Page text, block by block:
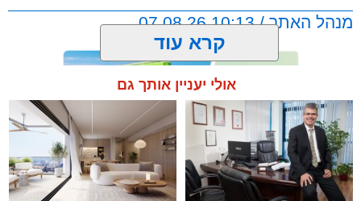
דוד קאליש ותזמורת נגינה, משולבת בזיץ לכבוד
שבת קודש.
לאחר מכן הרב קאליש הלחין לחן חדש לימים
הנוראים יחד עם מאות מתושבי אשדוד.
מנהל האתר / 10:13 07.08.26
תגים:אשדוד, מעגלים דודי קאליש
קרא עוד
אולי יעניין אותך גם